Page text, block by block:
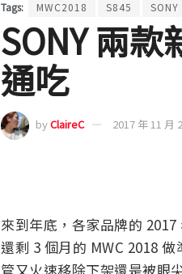
Tags: MWC2018 S845 SONY
SONY 兩
通吃
byClaireC 2017 年 11 月
來到年底，各家品牌的
還剩 3 個月的 MWC 2018
管又火速移除下架還是被眼